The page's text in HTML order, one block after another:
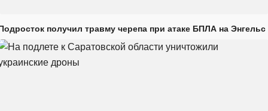
получил травму черепа при атаке БПЛА на Энгельс